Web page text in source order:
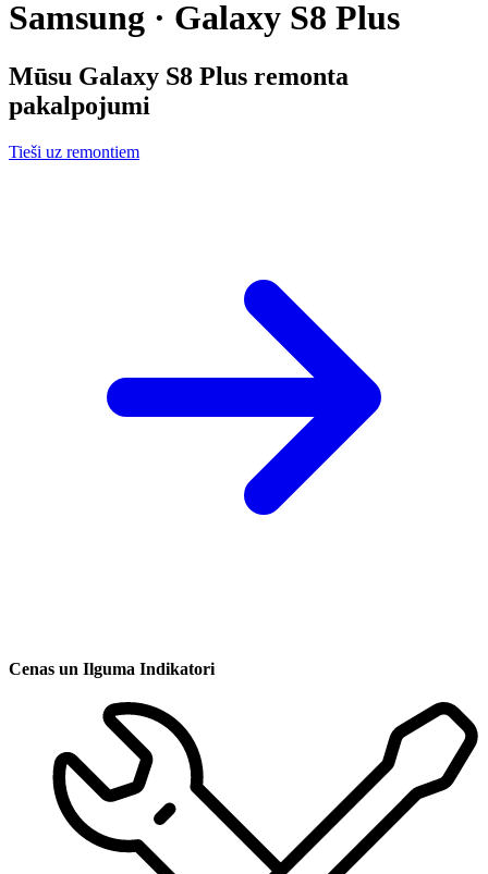
Samsung · Galaxy S8 Plus
Mūsu Galaxy S8 Plus remonta
pakalpojumi
Tieši uz remontiem
Cenas un Ilguma Indikatori